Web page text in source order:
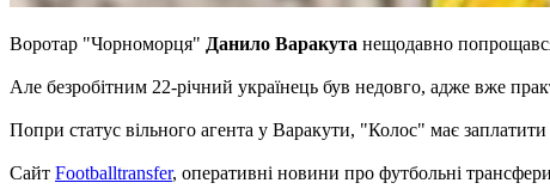
Воротар "Чорноморця" Данило Варакута нещодавно
Але безробітним 22-річний українець був недовго, адже вже
Попри статус вільного агента у Варакути, "Колос" має
Сайт Footballtransfer, оперативні новини про футбольні